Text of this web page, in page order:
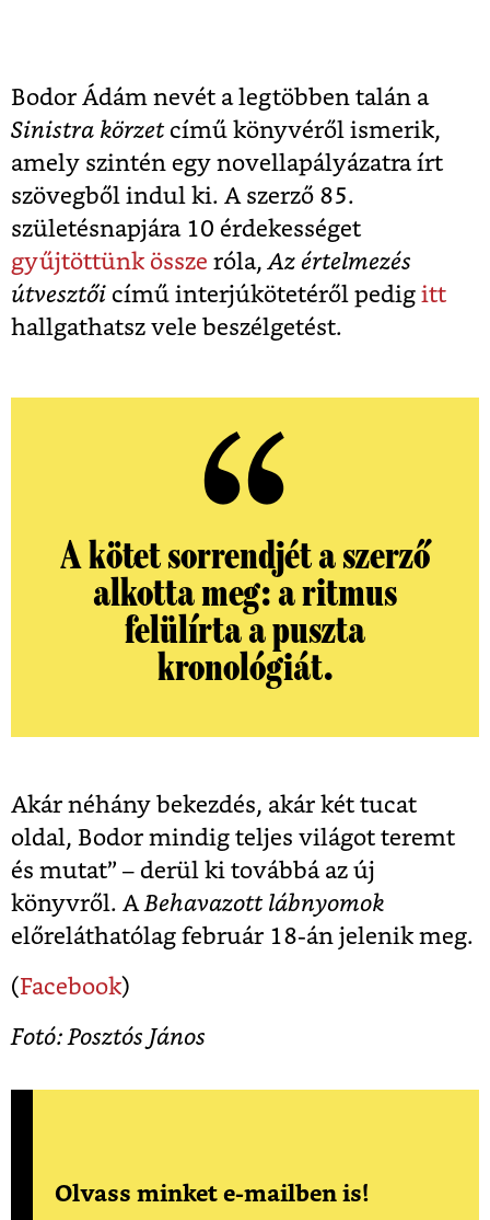
Bodor Ádám nevét a legtöbben talán a
Sinistra körzetcímű könyvéről ismerik,
amely szintén egy novellapályázatra írt
szövegből indul ki. A szerző 85.
születésnapjára 10 érdekességet
gyűjtöttünk össze róla,Az értelmezés
útvesztői című interjúkötetéről pedig itt
hallgathatsz vele beszélgetést.
A kötet sorrendjét a szerző
alkotta meg: a ritmus
felülírta a puszta
kronológiát.
Akár néhány bekezdés, akár két tucat
oldal, Bodor mindig teljes világot teremt
és mutat” – derül ki továbbá az új
könyvről. ABehavazott lábnyomok
előreláthatólag február 18-án jelenik meg.
(Facebook)
Fotó: Posztós János
Olvass minket e-mailben is!